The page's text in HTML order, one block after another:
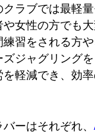
ラブでは最軽
女性の方でも
練習をされる方
ジャグリング
を軽減でき、効
バーはそれぞれ、